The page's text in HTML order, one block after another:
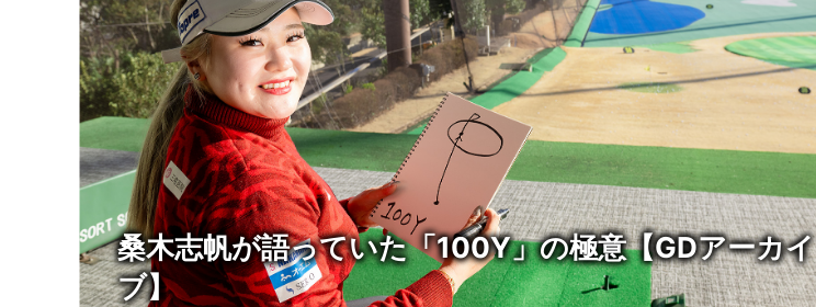
桑木志帆が語っていた「100Y」の極意【GDアーカイ
ブ】